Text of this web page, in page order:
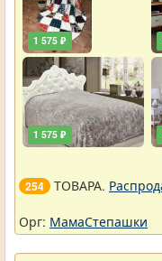
1 575 ₽
1 575 ₽
254 ТОВАРА.
Орг: МамаСтепашки